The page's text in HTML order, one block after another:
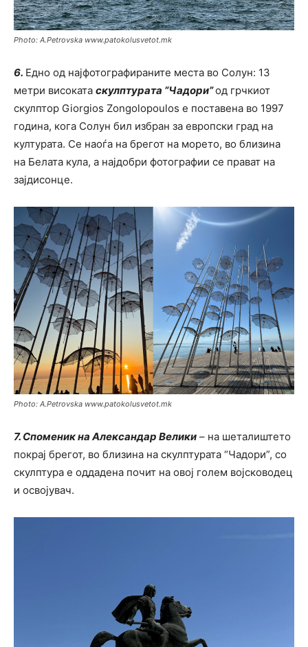
Photo: A.Petrovska www.patokolusvetot.mk
6. Едно од најфотографираните места во Солун: 13
метри високата скулптурата “Чадори”од грчкиот
скулптор Giorgios Zongolopoulos е поставена во 1997
година, кога Солун бил избран за европски град на
културата. Се наоѓа на брегот на морето, во близина
на Белата кула, а најдобри фотографии се прават на
зајдисонцe.
Photo: A.Petrovska www.patokolusvetot.mk
7. Споменик на Александар Велики – на шеталиштето
покрај брегот, во близина на скулптурата “Чадори”, со
скулптура е оддадена почит на овој голем војсководец
и освојувач.